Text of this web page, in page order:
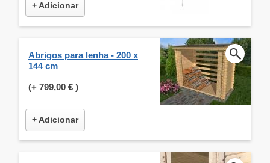
+ Adicionar
Abrigos para lenha - 200 x
144 cm
(+ 799,00 € )
+ Adicionar